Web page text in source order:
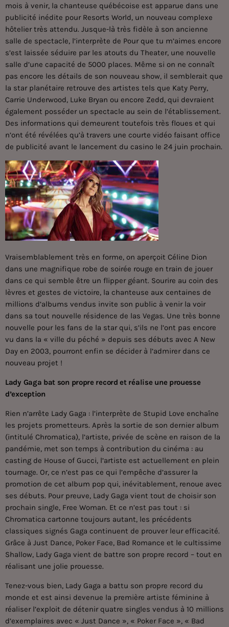
mois à venir, la chanteuse québécoise est apparue dans une
publicité inédite pour Resorts World, un nouveau complexe
hôtelier très attendu. Jusque-là très fidèle à son ancienne
salle de spectacle, l’interprète de Pour que tu m’aimes encore
s’est laissée séduire par les atouts du Theater, une nouvelle
salle d’une capacité de 5000 places. Même si on ne connaît
pas encore les détails de son nouveau show, il semblerait que
la star planétaire retrouve des artistes tels que Katy Perry,
Carrie Underwood, Luke Bryan ou encore Zedd, qui devraient
également posséder un spectacle au sein de l’établissement.
Des informations qui demeurent toutefois très floues et qui
n’ont été révélées qu’à travers une courte vidéo faisant office
de publicité avant le lancement du casino le 24 juin prochain.
Vraisemblablement très en forme, on aperçoit Céline Dion
dans une magnifique robe de soirée rouge en train de jouer
dans ce qui semble être un flipper géant. Sourire au coin des
lèvres et gestes de victoire, la chanteuse aux centaines de
millions d’albums vendus invite son public à venir la voir
dans sa tout nouvelle résidence de las Vegas. Une très bonne
nouvelle pour les fans de la star qui, s’ils ne l’ont pas encore
vu dans la « ville du péché » depuis ses débuts avec A New
Day en 2003, pourront enfin se décider à l’admirer dans ce
nouveau projet !
Lady Gaga bat son propre record et réalise une prouesse
d’exception
Rien n’arrête Lady Gaga : l’interprète de Stupid Love enchaîne
les projets prometteurs. Après la sortie de son dernier album
(intitulé Chromatica), l’artiste, privée de scène en raison de la
pandémie, met son temps à contribution du cinéma : au
casting de House of Gucci, l’artiste est actuellement en plein
tournage. Or, ce n’est pas ce qui l’empêche d’assurer la
promotion de cet album pop qui, inévitablement, renoue avec
ses débuts. Pour preuve, Lady Gaga vient tout de choisir son
prochain single, Free Woman. Et ce n’est pas tout : si
Chromatica cartonne toujours autant, les précédents
classiques signés Gaga continuent de prouver leur efficacité.
Grâce à Just Dance, Poker Face, Bad Romance et le cultissime
Shallow, Lady Gaga vient de battre son propre record – tout en
réalisant une jolie prouesse.
Tenez-vous bien, Lady Gaga a battu son propre record du
monde et est ainsi devenue la première artiste féminine à
réaliser l’exploit de détenir quatre singles vendus à 10 millions
d’exemplaires avec « Just Dance », « Poker Face », « Bad